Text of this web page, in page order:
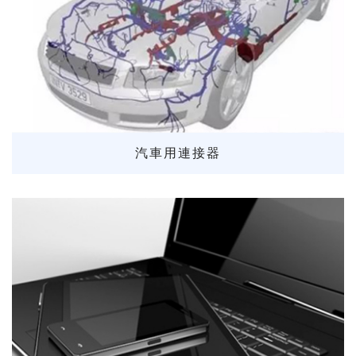
汽車用連接器